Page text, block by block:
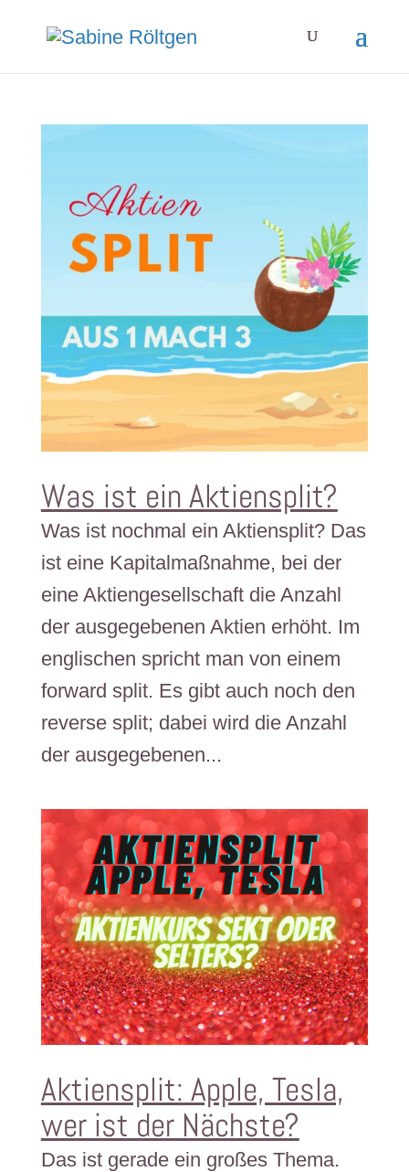
Was ist ein Aktiensplit?
Was ist nochmal ein Aktiensplit? Das
ist eine Kapitalmaßnahme, bei der
eine Aktiengesellschaft die Anzahl
der ausgegebenen Aktien erhöht. Im
englischen spricht man von einem
forward split. Es gibt auch noch den
reverse split; dabei wird die Anzahl
der ausgegebenen...
Aktiensplit: Apple, Tesla,
wer ist der Nächste?
Das ist gerade ein großes Thema.